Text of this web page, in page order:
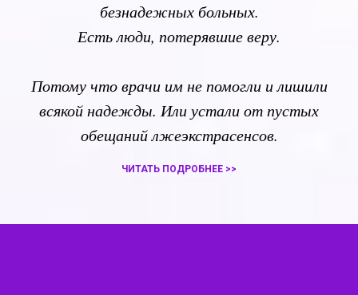
безнадежных больных.
Есть люди, потерявшие веру.
Потому что врачи им не помогли и лишили
всякой надежды. Или устали от пустых
обещаний лжеэкстрасенсов.
ЧИТАТЬ ПОДРОБНЕЕ >>